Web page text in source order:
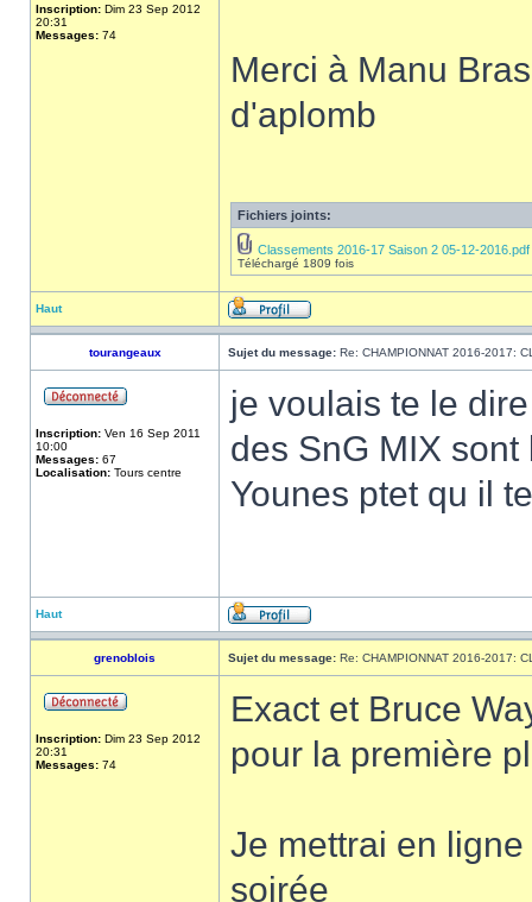
Inscription: Dim 23 Sep 2012
20:31
Messages: 74
Merci à Manu
d'aplomb
Fichiers joints:
Classements 2016-17 Saison 2 05-12-2016.pdf
Téléchargé 1809 fois
Haut
tourangeaux Sujet du message: Re: CHAMPIONNAT 2016-2017:
Inscription: Ven 16 Sep 2011
10:00
Messages: 67
Localisation: Tours centre
je voulais te le
des SnG MIX
Younes ptet qu il
Haut
grenoblois Sujet du message: Re: CHAMPIONNAT 2016-2017:
Inscription: Dim 23 Sep 2012
20:31
Messages: 74
Exact et Bruce
pour la première
Je mettrai en
soirée